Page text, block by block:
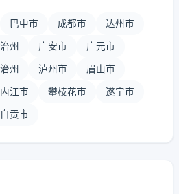
巴中市 成都市 达州市
州 广安市 广元市
州 泸州市 眉山市
内江市 攀枝花市 遂宁市
自贡市